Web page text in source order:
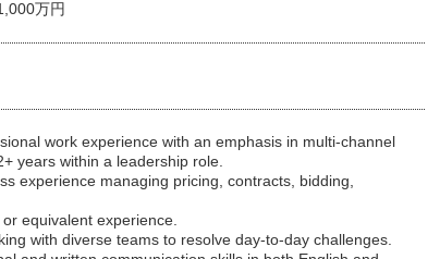
万円
work experience with an emphasis in multi-channel
years within a leadership role.
experience managing pricing, contracts, bidding,
equivalent experience.
with diverse teams to resolve day-to-day challenges.